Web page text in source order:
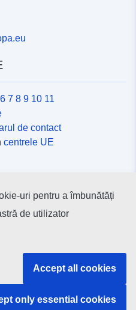
7 8 9 10 11
de contact
centrele UE
sociale
UE
uri pentru a îmbunătăți
de utilizator
Accept all cookies
only essential cookies